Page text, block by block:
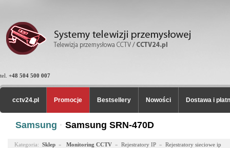
tel. +48 504 500 007
cctv24.pl Promocje Bestsellery Nowości Dostawa i
Samsung · Samsung SRN-470D
Kategoria: Sklep » Monitoring CCTV » Rejestratory IP » Rejestratory sieciowe ip